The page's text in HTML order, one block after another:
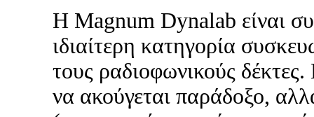
Η Magnum Dynalab είναι
ιδιαίτερη κατηγορία
τους ραδιοφωνικούς δέκτες.
να ακούγεται παράδοξο,